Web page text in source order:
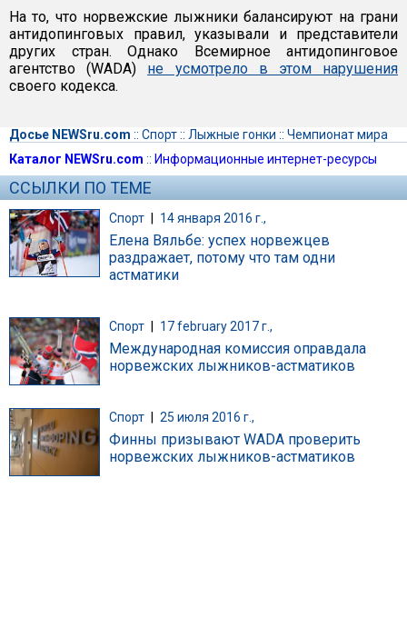
На то, что норвежские лыжники балансируют на грани
антидопинговых правил, указывали и представители
других стран. Однако Всемирное антидопинговое
агентство (WADA) не усмотрело в этом нарушения
своего кодекса.
Досье NEWSru.com :: Спорт:: Лыжные гонки :: Чемпионат мира
Каталог NEWSru.com :: Информационные интернет-ресурсы
ССЫЛКИ ПО ТЕМЕ
Спорт | 14 января 2016 г.,
Елена Вяльбе: успех норвежцев
раздражает, потому что там одни
астматики
Спорт 17 february 2017 г.,
Международная комиссия оправдала
норвежских лыжников-астматиков
Спорт 25 июля 2016 г.,
Финны призывают WADA проверить
норвежских лыжников-астматиков